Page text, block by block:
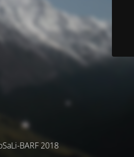
BARF 2018